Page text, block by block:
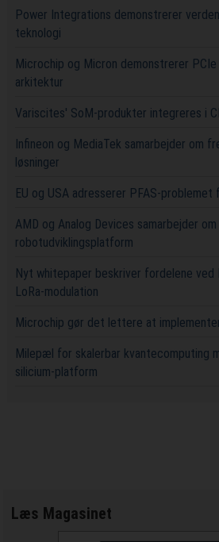
Power Integrations demonstrerer
teknologi
Microchip og Micron demonstrerer
arkitektur
Variscites' SoM-produkter integreres i
Infineon og MediaTek samarbejder om
løsninger
EU og USA adresserer PFAS-
AMD og Analog Devices samarbejder om
robotudviklingsplatform
Nyt whitepaper beskriver fordelene ved
LoRa-modulation
Microchip gør det lettere at
Milepæl for skalerbar kvantecomputing
silicium-platform
Læs Magasinet